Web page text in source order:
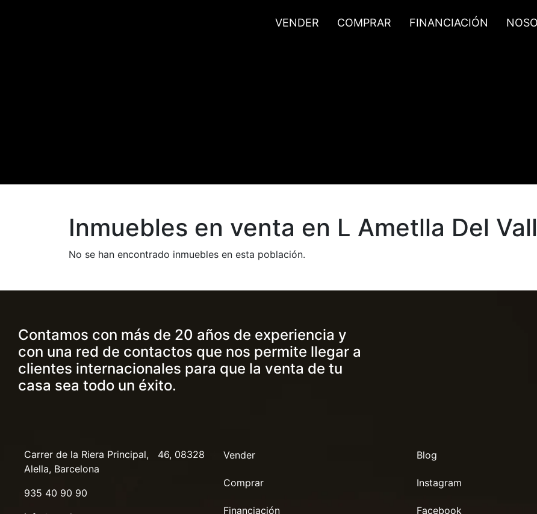
VENDER COMPRAR FINANCIACIÓN
Inmuebles en venta en L Ametlla Del
No se han encontrado inmuebles en esta población.
Contamos con más de 20 años de experiencia y
con una red de contactos que nos permite llegar a
clientes internacionales para que la venta de tu
casa sea todo un éxito.
Carrer de la Riera Principal, 46, 08328
Alella, Barcelona
935 40 90 90
Vender
Comprar
Financiación
Blog
Instagram
Facebook